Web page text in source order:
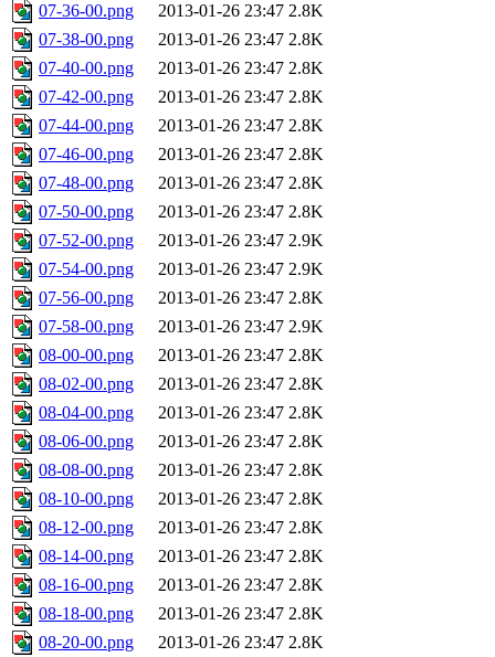
07-36-00.png
2013-01-26 23:47 2.8K
07-38-00.png
2013-01-26 23:47 2.8K
07-40-00.png
2013-01-26 23:47 2.8K
07-42-00.png
2013-01-26 23:47 2.8K
07-44-00.png
2013-01-26 23:47 2.8K
07-46-00.png
2013-01-26 23:47 2.8K
07-48-00.png
2013-01-26 23:47 2.8K
07-50-00.png
2013-01-26 23:47 2.8K
07-52-00.png
2013-01-26 23:47 2.9K
07-54-00.png
2013-01-26 23:47 2.9K
07-56-00.png
2013-01-26 23:47 2.8K
07-58-00.png
2013-01-26 23:47 2.9K
08-00-00.png
2013-01-26 23:47 2.8K
08-02-00.png
2013-01-26 23:47 2.8K
08-04-00.png
2013-01-26 23:47 2.8K
08-06-00.png
2013-01-26 23:47 2.8K
08-08-00.png
2013-01-26 23:47 2.8K
08-10-00.png
2013-01-26 23:47 2.8K
08-12-00.png
2013-01-26 23:47 2.8K
08-14-00.png
2013-01-26 23:47 2.8K
08-16-00.png
2013-01-26 23:47 2.8K
08-18-00.png
2013-01-26 23:47 2.8K
08-20-00.png
2013-01-26 23:47 2.8K